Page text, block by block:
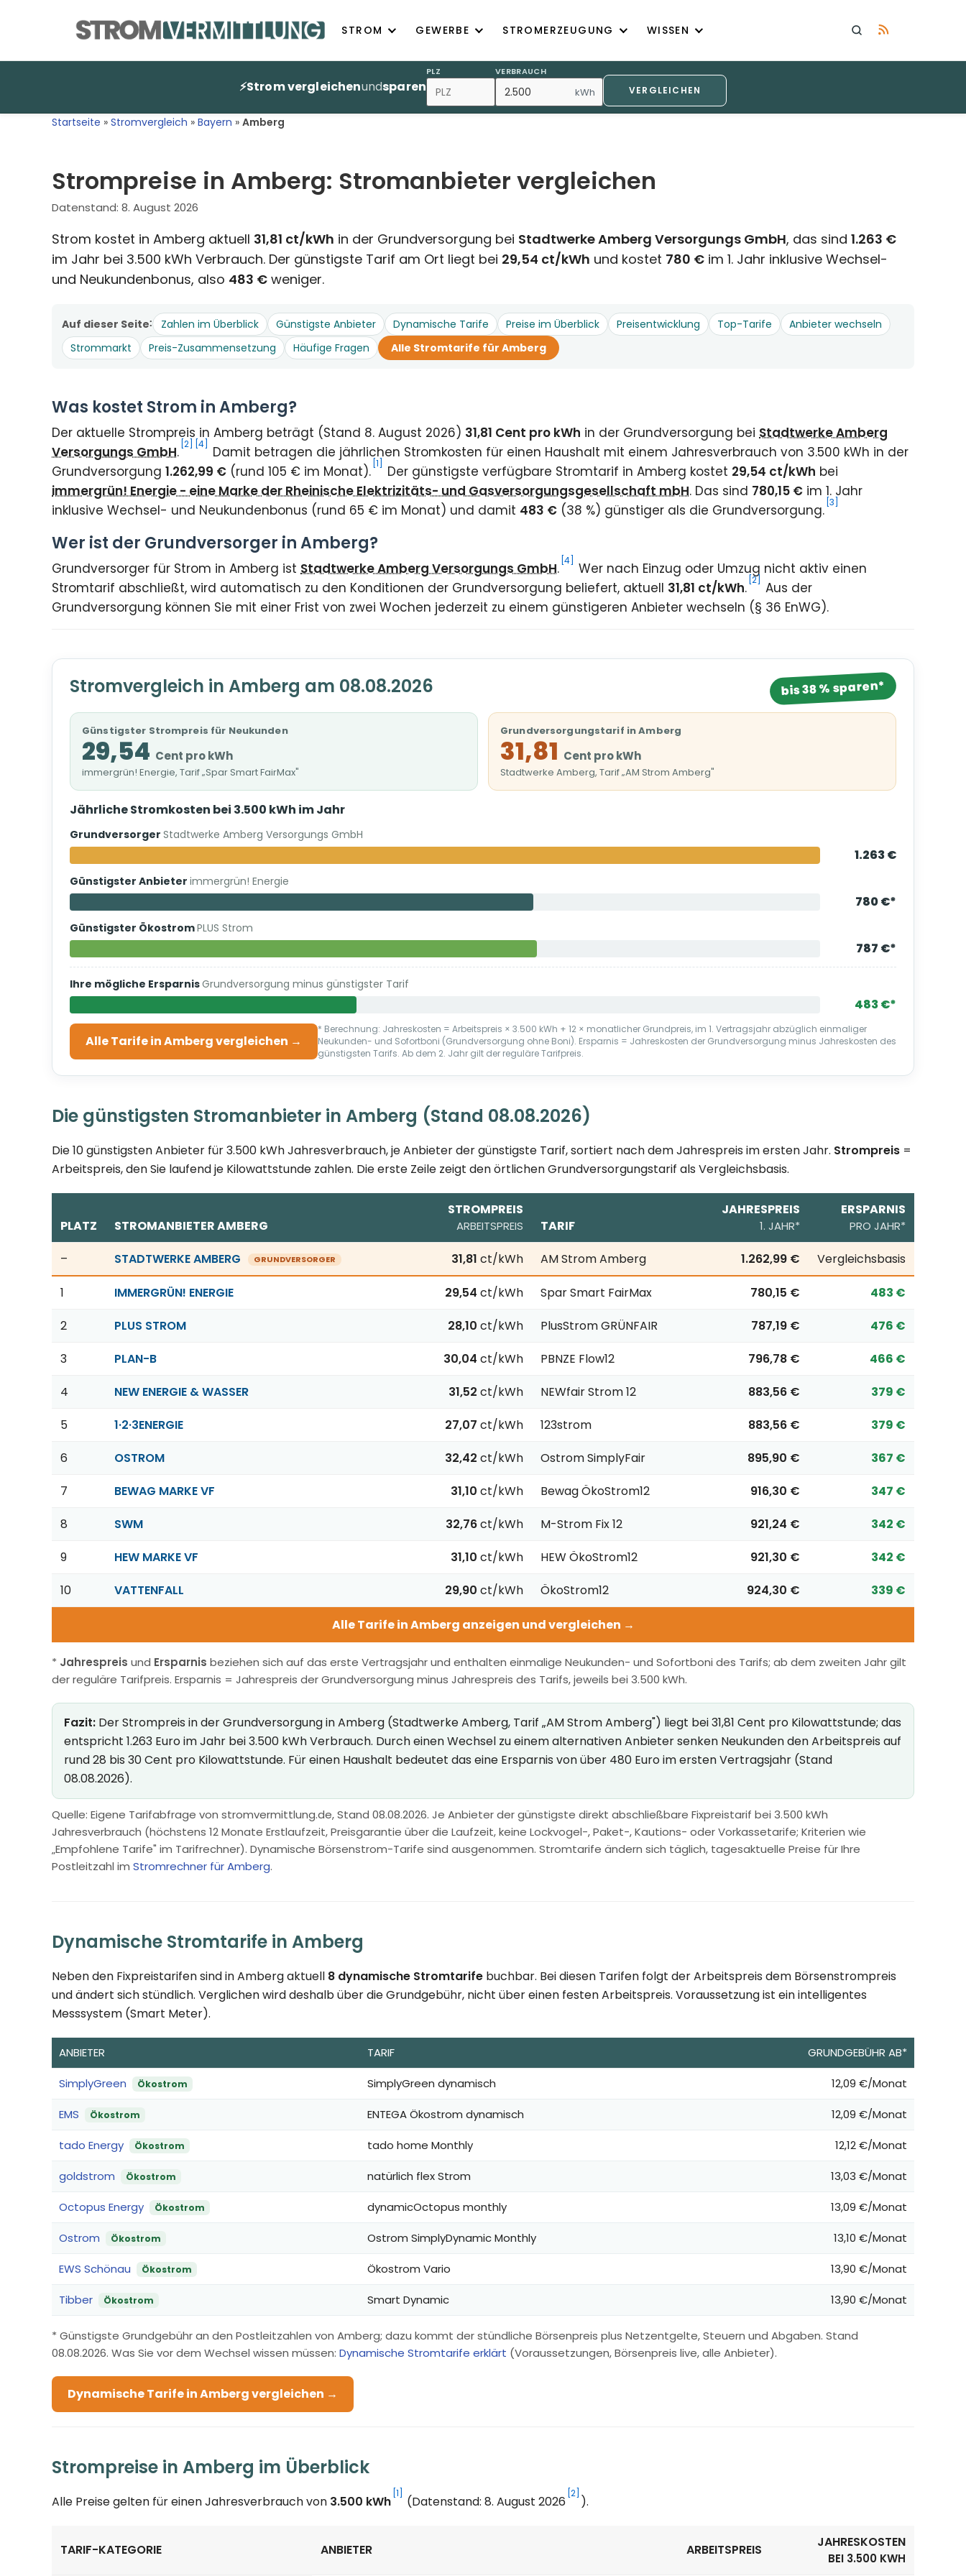
STROM GEWERBE STROMERZEUGUNG WISSEN
⚡Strom vergleichenundsparen
PLZ VERBRAUCH
kWh VERGLEICHEN
Startseite » Stromvergleich » Bayern » Amberg
Strompreise in Amberg: Stromanbieter vergleichen
Datenstand: 8. August 2026
Strom kostet in Amberg aktuell 31,81 ct/kWh in der Grundversorgung bei Stadtwerke Amberg Versorgungs GmbH, das sind 1.263 €
im Jahr bei 3.500 kWh Verbrauch. Der günstigste Tarif am Ort liegt bei 29,54 ct/kWh und kostet 780 € im 1. Jahr inklusive Wechsel-
und Neukundenbonus, also 483 € weniger.
Auf dieser Seite
Alle Stromtarife für Amberg
Zahlen im Überblick Günstigste Anbieter Dynamische Tarife Preise im Überblick Preisentwicklung Top-Tarife
Anbieter wechseln
Strommarkt
Preis-Zusammensetzung Häufige Fragen
Was kostet Strom in Amberg?
Der aktuelle Strompreis in Amberg beträgt (Stand 8. August 2026) 31,81 Cent pro kWh in der Grundversorgung bei Stadtwerke Amberg
Versorgungs GmbH. [2] [4]
Damit betragen die jährlichen Stromkosten für einen Haushalt mit einem Jahresverbrauch von 3.500 kWh in der
Grundversorgung 1.262,99 € (rund 105 € im Monat). [1] Der günstigste verfügbare Stromtarif in Amberg kostet 29,54 ct/kWh bei
immergrün! Energie - eine Marke der Rheinische Elektrizitäts- und Gasversorgungsgesellschaft mbH. Das sind 780,15 € im 1. Jahr
inklusive Wechsel- und Neukundenbonus (rund 65 € im Monat) und damit 483 € (38 %) günstiger als die Grundversorgung. [3]
Wer ist der Grundversorger in Amberg?
Grundversorger für Strom in Amberg ist Stadtwerke Amberg Versorgungs GmbH. [4]
Wer nach Einzug oder Umzug nicht aktiv einen
Stromtarif abschließt, wird automatisch zu den Konditionen der Grundversorgung beliefert, aktuell 31,81 ct/kWh. [2] Aus der
Grundversorgung können Sie mit einer Frist von zwei Wochen jederzeit zu einem günstigeren Anbieter wechseln (§ 36 EnWG).
Stromvergleich in Amberg am 08.08.2026 bis 38 % sparen*
Günstigster Strompreis für Neukunden
29,54 Cent pro kWh
immergrün! Energie, Tarif „Spar Smart FairMax"
Grundversorgungstarif in Amberg
31,81 Cent pro kWh
Stadtwerke Amberg, Tarif „AM Strom Amberg"
Jährliche Stromkosten bei 3.500 kWh im Jahr
Grundversorger Stadtwerke Amberg Versorgungs GmbH
1.263 €
Günstigster Anbieter immergrün! Energie
780 €*
Günstigster ÖkostromPLUS Strom
787 €*
Ihre mögliche ErsparnisGrundversorgung minus günstigster Tarif
483 €*
Alle Tarife in Amberg vergleichen →
* Berechnung: Jahreskosten = Arbeitspreis × 3.500 kWh + 12 × monatlicher Grundpreis, im 1. Vertragsjahr abzüglich einmaliger
Neukunden- und Sofortboni (Grundversorgung ohne Boni). Ersparnis = Jahreskosten der Grundversorgung minus Jahreskosten des
günstigsten Tarifs. Ab dem 2. Jahr gilt der reguläre Tarifpreis.
Die günstigsten Stromanbieter in Amberg (Stand 08.08.2026)
Die 10 günstigsten Anbieter für 3.500 kWh Jahresverbrauch, je Anbieter der günstigste Tarif, sortiert nach dem Jahrespreis im ersten Jahr. Strompreis =
Arbeitspreis, den Sie laufend je Kilowattstunde zahlen. Die erste Zeile zeigt den örtlichen Grundversorgungstarif als Vergleichsbasis.
Günstigste Stromanbieter in Amberg, Stand 08.08.2026; je Anbieter der günstigste Tarif bei 3.500 kWh Jahresverbrauch; erste Zeile = örtlicher
PLATZ STROMANBIETER AMBERG
STROMPREIS
ARBEITSPREIS TARIF
JAHRESPREIS
1. JAHR*
ERSPARNIS
PRO JAHR*
– STADTWERKE AMBERG GRUNDVERSORGER 31,81 ct/kWh AM Strom Amberg 1.262,99 € Vergleichsbasis
1 IMMERGRÜN! ENERGIE 29,54 ct/kWh Spar Smart FairMax 780,15 €
483 €
2
PLUS STROM 28,10 ct/kWh PlusStrom GRÜNFAIR 787,19 €
476 €
3
PLAN-B 30,04 ct/kWh PBNZE Flow12 796,78 €
466 €
4
NEW ENERGIE & WASSER 31,52 ct/kWh NEWfair Strom 12 883,56 €
379 €
5
1·2·3ENERGIE 27,07 ct/kWh 123strom 883,56 €
379 €
6
OSTROM 32,42 ct/kWh Ostrom SimplyFair 895,90 €
367 €
7
BEWAG MARKE VF 31,10 ct/kWh Bewag ÖkoStrom12 916,30 €
347 €
8
SWM 32,76ct/kWh M-Strom Fix 12 921,24 €
342 €
9
HEW MARKE VF 31,10 ct/kWh HEW ÖkoStrom12 921,30 €
342 €
10
VATTENFALL 29,90 ct/kWh ÖkoStrom12 924,30 € 339 €
Alle Tarife in Amberg anzeigen und vergleichen →
* Jahrespreis und Ersparnis beziehen sich auf das erste Vertragsjahr und enthalten einmalige Neukunden- und Sofortboni des Tarifs; ab dem zweiten Jahr gilt
der reguläre Tarifpreis. Ersparnis = Jahrespreis der Grundversorgung minus Jahrespreis des Tarifs, jeweils bei 3.500 kWh.
Fazit: Der Strompreis in der Grundversorgung in Amberg (Stadtwerke Amberg, Tarif „AM Strom Amberg") liegt bei 31,81 Cent pro Kilowattstunde; das
entspricht 1.263 Euro im Jahr bei 3.500 kWh Verbrauch. Durch einen Wechsel zu einem alternativen Anbieter senken Neukunden den Arbeitspreis auf
rund 28 bis 30 Cent pro Kilowattstunde. Für einen Haushalt bedeutet das eine Ersparnis von über 480 Euro im ersten Vertragsjahr (Stand
08.08.2026).
Quelle: Eigene Tarifabfrage von stromvermittlung.de, Stand 08.08.2026. Je Anbieter der günstigste direkt abschließbare Fixpreistarif bei 3.500 kWh
Jahresverbrauch (höchstens 12 Monate Erstlaufzeit, Preisgarantie über die Laufzeit, keine Lockvogel-, Paket-, Kautions- oder Vorkassetarife; Kriterien wie
„Empfohlene Tarife" im Tarifrechner). Dynamische Börsenstrom-Tarife sind ausgenommen. Stromtarife ändern sich täglich, tagesaktuelle Preise für Ihre
Postleitzahl im Stromrechner für Amberg.
Dynamische Stromtarife in Amberg
Neben den Fixpreistarifen sind in Amberg aktuell 8 dynamische Stromtarife buchbar. Bei diesen Tarifen folgt der Arbeitspreis dem Börsenstrompreis
und ändert sich stündlich. Verglichen wird deshalb über die Grundgebühr, nicht über einen festen Arbeitspreis. Voraussetzung ist ein intelligentes
Messsystem (Smart Meter).
ANBIETER TARIF GRUNDGEBÜHR AB*
SimplyGreen Ökostrom SimplyGreen dynamisch 12,09 €/Monat
EMS Ökostrom ENTEGA Ökostrom dynamisch 12,09 €/Monat
tado Energy Ökostrom tado home Monthly 12,12 €/Monat
goldstrom Ökostrom natürlich flex Strom 13,03 €/Monat
Octopus Energy Ökostrom dynamicOctopus monthly 13,09 €/Monat
Ostrom Ökostrom Ostrom SimplyDynamic Monthly 13,10 €/Monat
EWS Schönau Ökostrom Ökostrom Vario 13,90 €/Monat
Tibber Ökostrom Smart Dynamic 13,90 €/Monat
* Günstigste Grundgebühr an den Postleitzahlen von Amberg; dazu kommt der stündliche Börsenpreis plus Netzentgelte, Steuern und Abgaben. Stand
08.08.2026. Was Sie vor dem Wechsel wissen müssen: Dynamische Stromtarife erklärt (Voraussetzungen, Börsenpreis live, alle Anbieter).
Dynamische Tarife in Amberg vergleichen →
Strompreise in Amberg im Überblick
Alle Preise gelten für einen Jahresverbrauch von 3.500 kWh [1] (Datenstand: 8. August 2026 [2] ).
TARIF-KATEGORIE ANBIETER ARBEITSPREIS JAHRESKOSTEN
BEI 3.500 KWH